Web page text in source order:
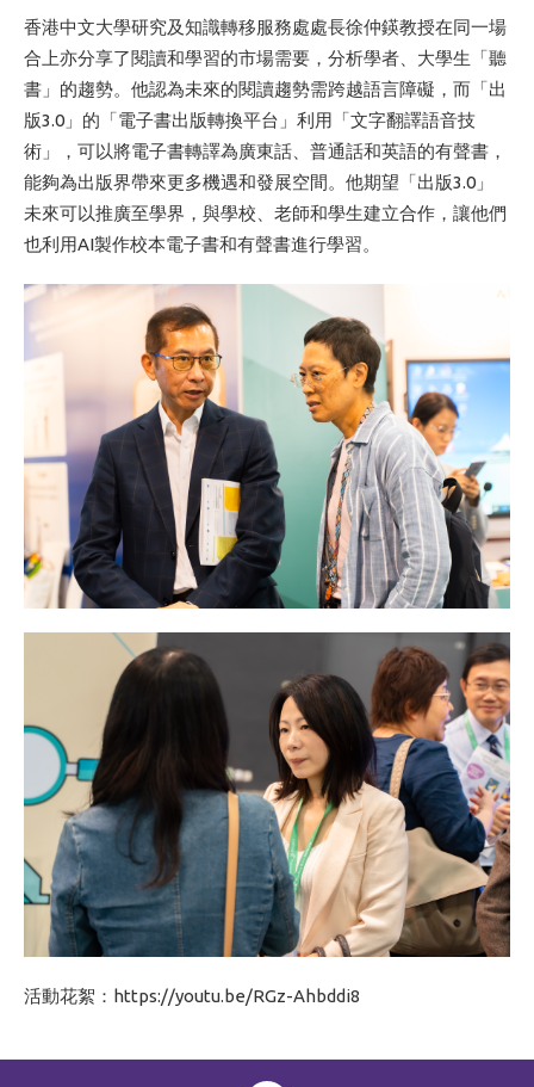
香港中文大學研究及知識轉移服務處處長徐仲鍈教授在同一場
合上亦分享了閱讀和學習的市場需要，分析學者、大學生「聽
書」的趨勢。他認為未來的閱讀趨勢需跨越語言障礙，而「出
版3.0」的「電子書出版轉換平台」利用「文字翻譯語音技
術」，可以將電子書轉譯為廣東話、普通話和英語的有聲書，
能夠為出版界帶來更多機遇和發展空間。他期望「出版3.0」
未來可以推廣至學界，與學校、老師和學生建立合作，讓他們
也利用AI製作校本電子書和有聲書進行學習。
活動花絮： https://youtu.be/RGz-Ahbddi8